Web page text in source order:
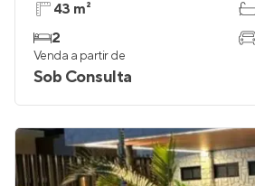
43 m²
2
Venda a partir de
Sob Consulta